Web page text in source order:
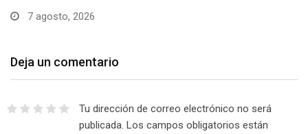
7 agosto, 2026
Deja un comentario
Tu dirección de correo electrónico no será
publicada. Los campos obligatorios están